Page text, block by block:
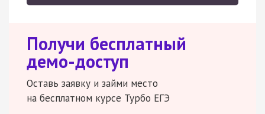
Получи бесплатный
демо-доступ
Оставь заявку и займи место
на бесплатном курсе Турбо ЕГЭ